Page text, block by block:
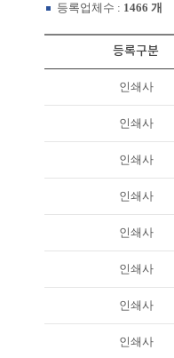
등록업체수 : 1466 개
등록구분
인쇄사
인쇄사
인쇄사
인쇄사
인쇄사
인쇄사
인쇄사
인쇄사